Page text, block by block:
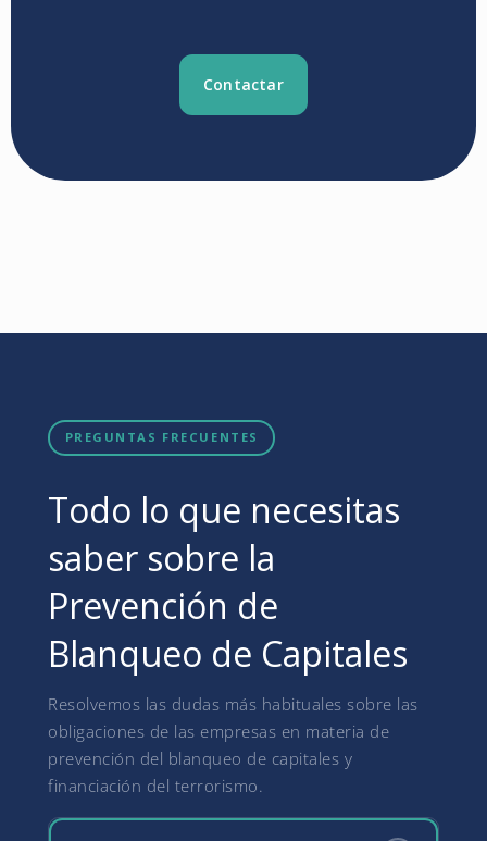
Contactar
PREGUNTAS FRECUENTES
Todo lo que necesitas
saber sobre la
Prevención de
Blanqueo de Capitales
Resolvemos las dudas más habituales sobre las
obligaciones de las empresas en materia de
prevención del blanqueo de capitales y
financiación del terrorismo.